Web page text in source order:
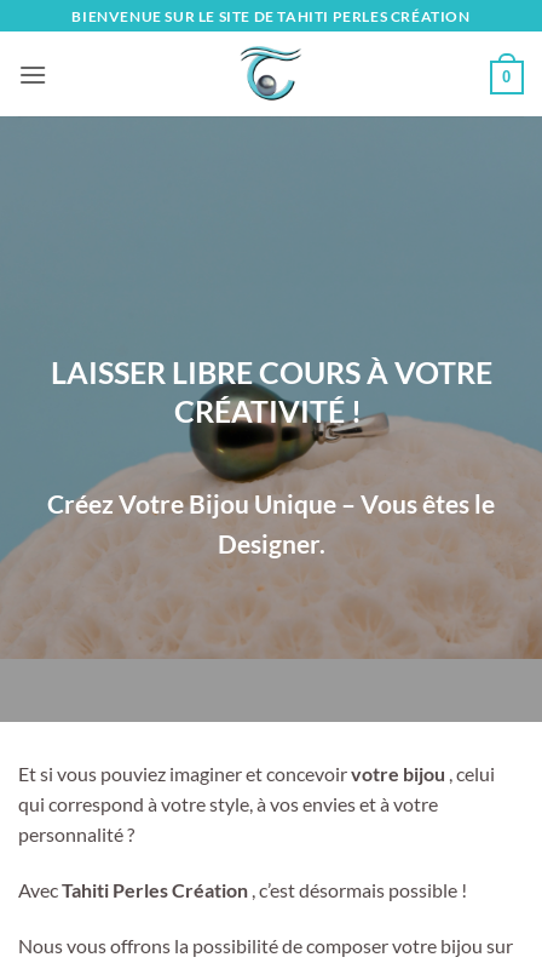
content
BIENVENUE SUR LE SITE DE TAHITI PERLES CRÉATION
0
LAISSER LIBRE COURS À VOTRE
CRÉATIVITÉ !
Créez Votre Bijou Unique – Vous êtes le
Designer.
Et si vous pouviez imaginer et concevoirvotre bijou , celui
qui correspond à votre style, à vos envies et à votre
personnalité ?
AvecTahiti Perles Création , c’est désormais possible !
Nous vous offrons la possibilité de composer votre bijou sur